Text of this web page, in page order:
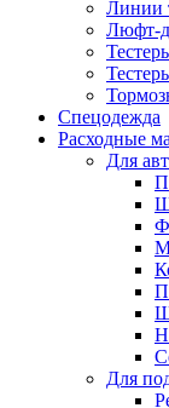
Линии
Люфт-
Спецодежда
Расходные
Для
Для